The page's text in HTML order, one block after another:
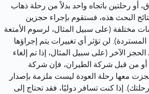
أو رحلتين باتجاه واحد بدلاً من رحلة ذهاب
البحث هذه، فستقوم بإجراء حجزين
مختلفة (على سبيل المثال، لرسوم الأمتعة
المستردة). لن تؤثر أي تغييرات يتم إجراؤها
الآخر (على سبيل المثال، إذا تم إلغاء
أو من قبل شركة الطيران، فإن شركة
معها رحلة العودة ليست ملزمة بإصدار
إذا كنت تسافر دوليًا، فقد تحتاج إلى